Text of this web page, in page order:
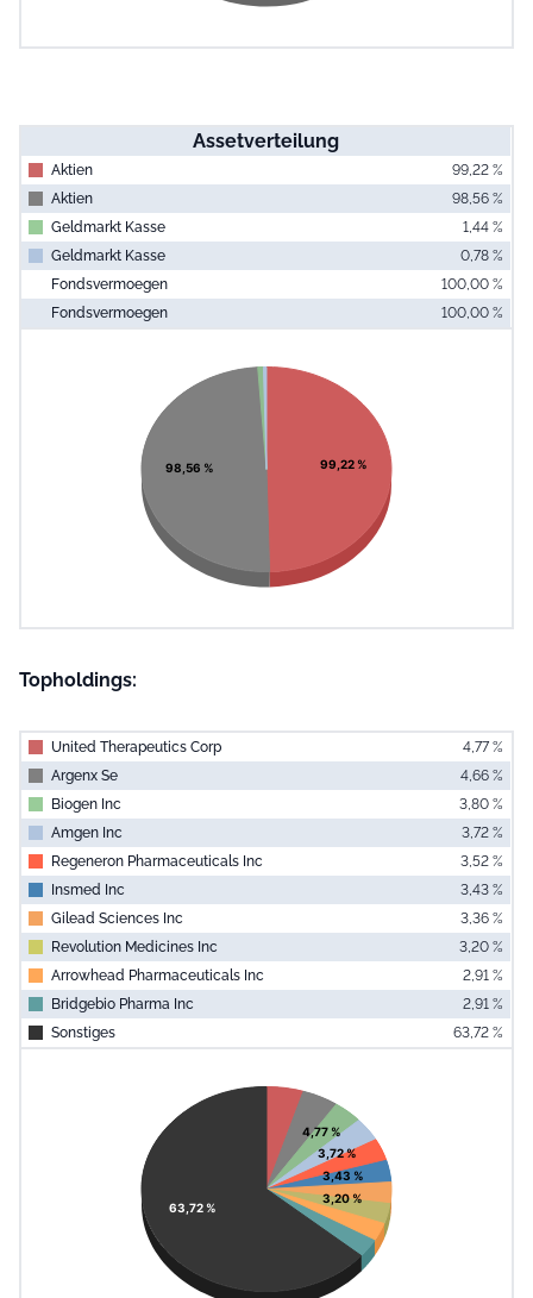
Assetverteilung
Aktien
99,22 %
Aktien
98,56 %
Geldmarkt Kasse
1,44 %
Geldmarkt Kasse
0,78 %
Fondsvermoegen
100,00 %
Fondsvermoegen
100,00 %
Pie chart with 4 slices.
View as data table, Chart
99,22 %
98,56 %
Topholdings:
United Therapeutics Corp
4,77 %
Argenx Se
4,66 %
Biogen Inc
3,80 %
Amgen Inc
3,72 %
Regeneron Pharmaceuticals Inc
3,52 %
Insmed Inc
3,43 %
Gilead Sciences Inc
3,36 %
Revolution Medicines Inc
3,20 %
Arrowhead Pharmaceuticals Inc
2,91 %
Bridgebio Pharma Inc
2,91 %
Sonstiges
63,72 %
Pie chart with 11 slices.
View as data table, Chart
4,77 %
3,72 %
3,43 %
3,20 %
63,72 %